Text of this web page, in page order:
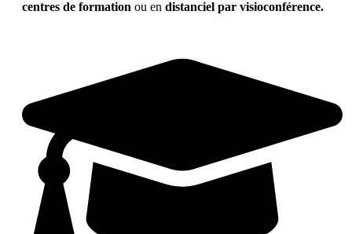
centres de formation ou en distanciel par visioconférence.